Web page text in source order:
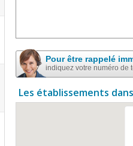
Pour être rappelé
indiquez votre numéro de
Les établissements